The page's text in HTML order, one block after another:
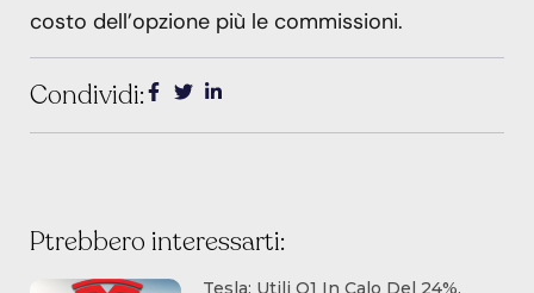
costo dell’opzione più le commissioni.
Condividi:
Ptrebbero interessarti:
Tesla: Utili Q1 In Calo Del 24%,